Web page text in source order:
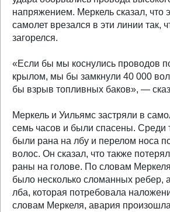
напряжением. Меркель сказал, что
самолет врезался в эти линии так,
загорелся.
«Если бы мы коснулись проводов
крылом, мы бы замкнули 40 000
бы взрыв топливных баков», —
Меркель и Уильямс застряли в
семь часов и были спасены. Среди
были рана на лбу и перелом носа
волос. Он сказал, что также
раны на голове. По словам
было несколько сломанных ребер,
лба, которая потребовала
словам Меркеля, авария